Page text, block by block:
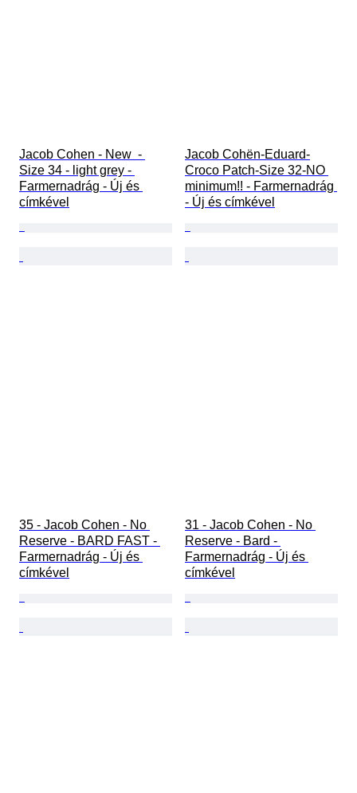
Jacob Cohen - New  -
Size 34 - light grey -
Farmernadrág - Új és
címkével
Jacob Cohën-Eduard-
Croco Patch-Size 32-NO
minimum!! - Farmernadrág
- Új és címkével
35 - Jacob Cohen - No
Reserve - BARD FAST -
Farmernadrág - Új és
címkével
31 - Jacob Cohen - No
Reserve - Bard -
Farmernadrág - Új és
címkével